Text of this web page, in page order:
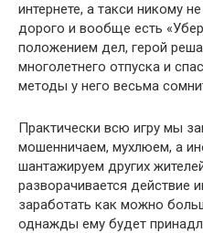
интернете, а такси никому
дорого и вообще есть
положением дел, герой
многолетнего отпуска и
методы у него весьма
Практически всю игру мы
мошенничаем, мухлюем, а
шантажируем других
разворачивается действие
заработать как можно
однажды ему будет